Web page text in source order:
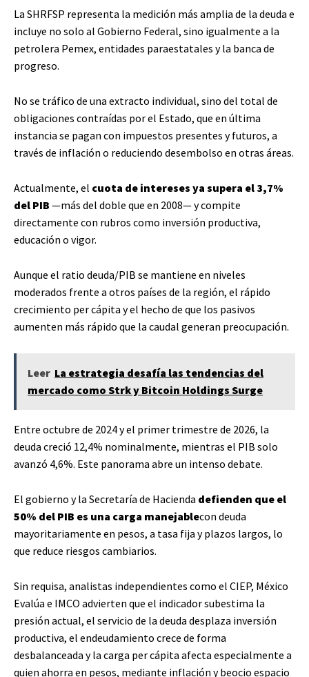
La SHRFSP representa la medición más amplia de la deuda e
incluye no solo al Gobierno Federal, sino igualmente a la
petrolera Pemex, entidades paraestatales y la banca de
progreso.
No se tráfico de una extracto individual, sino del total de
obligaciones contraídas por el Estado, que en última
instancia se pagan con impuestos presentes y futuros, a
través de inflación o reduciendo desembolso en otras áreas.
Actualmente, el cuota de intereses ya supera el 3,7%
del PIB —más del doble que en 2008— y compite
directamente con rubros como inversión productiva,
educación o vigor.
Aunque el ratio deuda/PIB se mantiene en niveles
moderados frente a otros países de la región, el rápido
crecimiento per cápita y el hecho de que los pasivos
aumenten más rápido que la caudal generan preocupación.
Leer La estrategia desafía las tendencias del
mercado como Strk y Bitcoin Holdings Surge
Entre octubre de 2024 y el primer trimestre de 2026, la
deuda creció 12,4% nominalmente, mientras el PIB solo
avanzó 4,6%. Este panorama abre un intenso debate.
El gobierno y la Secretaría de Hacienda defienden que el
50% del PIB es una carga manejablecon deuda
mayoritariamente en pesos, a tasa fija y plazos largos, lo
que reduce riesgos cambiarios.
Sin requisa, analistas independientes como el CIEP, México
Evalúa e IMCO advierten que el indicador subestima la
presión actual, el servicio de la deuda desplaza inversión
productiva, el endeudamiento crece de forma
desbalanceada y la carga per cápita afecta especialmente a
quien ahorra en pesos, mediante inflación y beocio espacio